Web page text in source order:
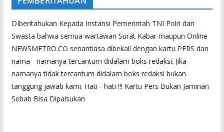
DIberitahukan Kepada Instansi Pemerintah TNI Polri dan
Swasta bahwa semua wartawan Surat Kabar maupun Online
NEWSMETRO.CO senantiasa dibekali dengan kartu PERS dan
nama - namanya tercantum didalam boks redaksi. Jika
namanya tidak tercantum didalam boks redaksi bukan
tanggung jawab kami. Hati - hati !!! Kartu Pers Bukan Jaminan
Sebab Bisa Dipalsukan